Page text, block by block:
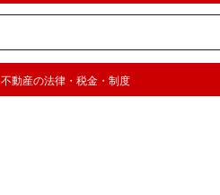
不動産の法律・税金・制度